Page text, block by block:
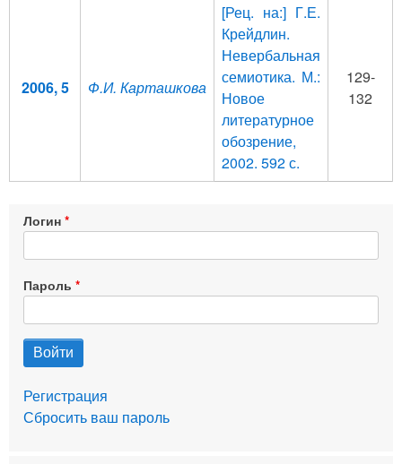
2006, 5 Ф.И. Карташкова
[Рец. на:] Г.Е.
Крейдлин.
Невербальная
семиотика. М.:
Новое
литературное
обозрение,
2002. 592 с.
129-
132
Логин
Пароль
Регистрация
Сбросить ваш пароль